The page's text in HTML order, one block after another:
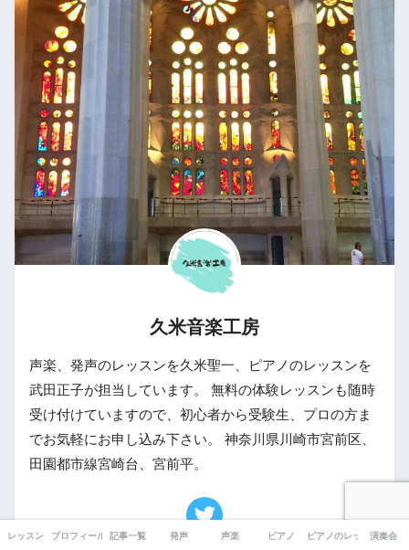
久米音楽工房
声楽、発声のレッスンを久米聖一、ピアノのレッスンを
武田正子が担当しています。 無料の体験レッスンも随時
受け付けていますので、初心者から受験生、プロの方ま
でお気軽にお申し込み下さい。 神奈川県川崎市宮前区、
田園都市線宮崎台、宮前平。
レッスン プロフィール 記事一覧 発声 声楽 ピアノ ピアノのレッスン風景
演奏会